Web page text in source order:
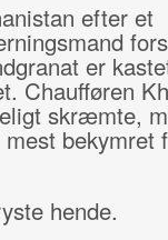
efter et
er
Chaufføren
skræmte,
bekymret
hende.